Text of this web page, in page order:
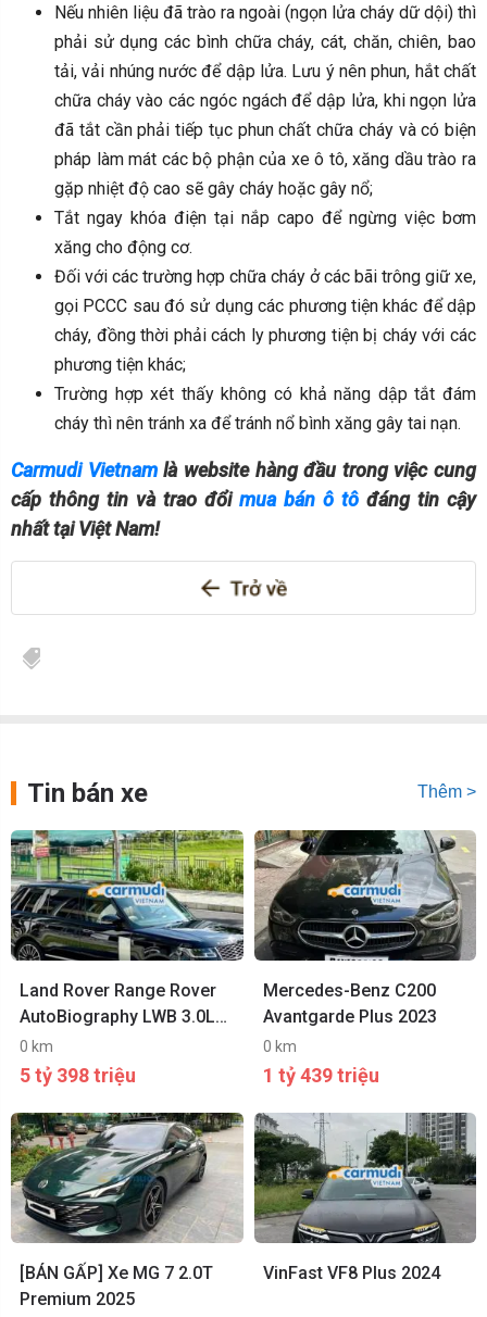
Nếu nhiên liệu đã trào ra ngoài (ngọn lửa cháy dữ dội) thì
phải sử dụng các bình chữa cháy, cát, chăn, chiên, bao
tải, vải nhúng nước để dập lửa. Lưu ý nên phun, hắt chất
chữa cháy vào các ngóc ngách để dập lửa, khi ngọn lửa
đã tắt cần phải tiếp tục phun chất chữa cháy và có biện
pháp làm mát các bộ phận của xe ô tô, xăng dầu trào ra
gặp nhiệt độ cao sẽ gây cháy hoặc gây nổ;
Tắt ngay khóa điện tại nắp capo để ngừng việc bơm
xăng cho động cơ.
Đối với các trường hợp chữa cháy ở các bãi trông giữ xe,
gọi PCCC sau đó sử dụng các phương tiện khác để dập
cháy, đồng thời phải cách ly phương tiện bị cháy với các
phương tiện khác;
Trường hợp xét thấy không có khả năng dập tắt đám
cháy thì nên tránh xa để tránh nổ bình xăng gây tai nạn.
Carmudi Vietnamlà website hàng đầu trong việc cung
cấp thông tin và trao đổi mua bán ô tô đáng tin cậy
nhất tại Việt Nam!
Tin bán xe Thêm >
Land Rover Range Rover
AutoBiography LWB 3.0L
2021
0 km
5 tỷ 398 triệu
Mercedes-Benz C200
Avantgarde Plus 2023
0 km
1 tỷ 439 triệu
[BÁN GẤP] Xe MG 7 2.0T
Premium 2025
VinFast VF8 Plus 2024